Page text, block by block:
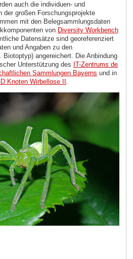
auch die individuen- und
der großen Forschungsprojekte
mit den Belegsammlungsdaten
von Diversity Workbench
Datensätze sind georeferenziert
und Angaben zu den
angereichert. Die Anbindung
Unterstützung des IT-Zentrums de
Sammlungen Bayerns und in
Knoten Wirbellose II .